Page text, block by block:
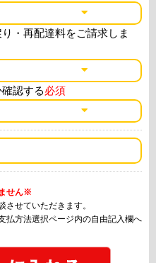
・再配達料をご請求しま
認する必須
せん※
させていただきます。
払方法選択ページ内の自由記入欄へ